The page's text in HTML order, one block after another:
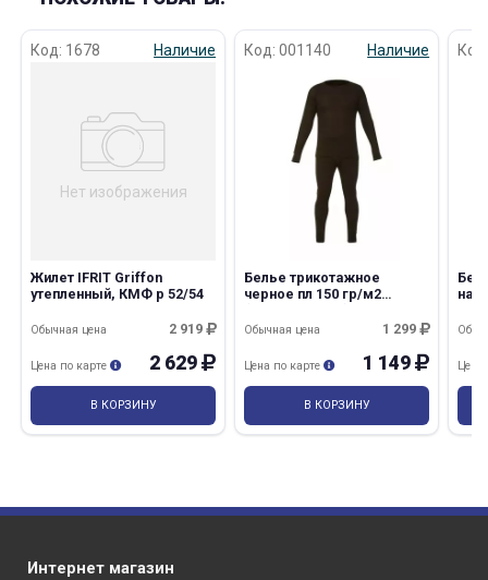
Код: 1678 Наличие
Нет изображения
Жилет IFRIT Griffon
утепленный, КМФ р 52/54
2 919
Обычная цена
2 629
Цена по карте
В КОРЗИНУ
Код: 001140 Наличие
Белье трикотажное
черное пл 150 гр/м2
1 299
Обычная цена
1 149
Цена по карте
В КОРЗИНУ
Цена
Интернет магазин